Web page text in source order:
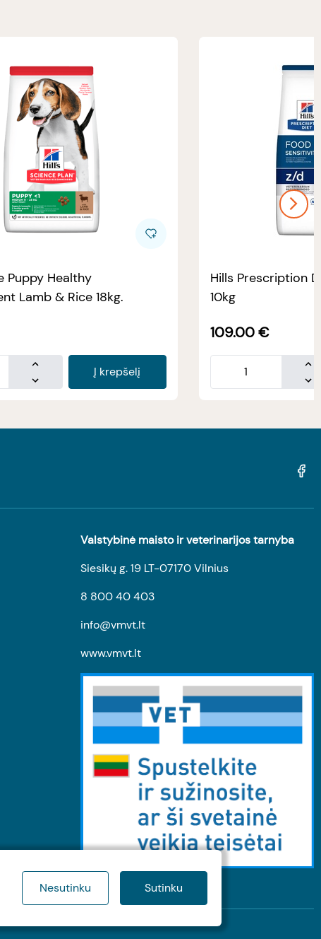
Nesutinku Sutinku
Puppy Healthy
Lamb & Rice 18kg.
Į krepšelį
Hills Prescription
10kg
109.00 €
Valstybinė maisto ir veterinarijos tarnyba
Siesikų g. 19 LT-07170 Vilnius
8 800 40 403
info@vmvt.lt
www.vmvt.lt